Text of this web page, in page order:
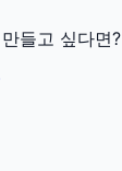
들고 싶다면?